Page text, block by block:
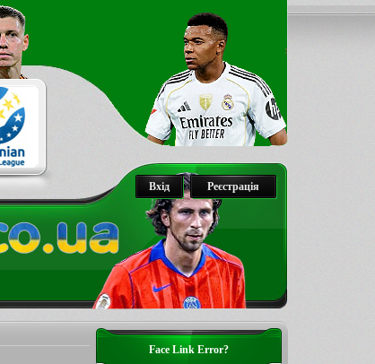
Реєстрація
Вхід
Face Link Error?